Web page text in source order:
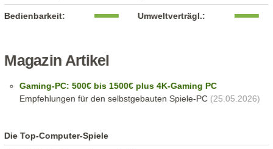
Bedienbarkeit: Umweltverträgl.:
Magazin Artikel
Gaming-PC: 500€ bis 1500€ plus 4K-Gaming PC
Empfehlungen für den selbstgebauten Spiele-PC(25.05.2026)
Die Top-Computer-Spiele